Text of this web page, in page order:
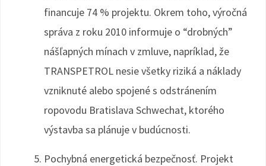
financuje 74 % projektu. Okrem toho, výročná
správa z roku 2010 informuje o “drobných”
nášľapných mínach v zmluve, napríklad, že
TRANSPETROL nesie všetky riziká a náklady
vzniknuté alebo spojené s odstránením
ropovodu Bratislava Schwechat, ktorého
výstavba sa plánuje v budúcnosti.
Pochybná energetická bezpečnosť. Projekt